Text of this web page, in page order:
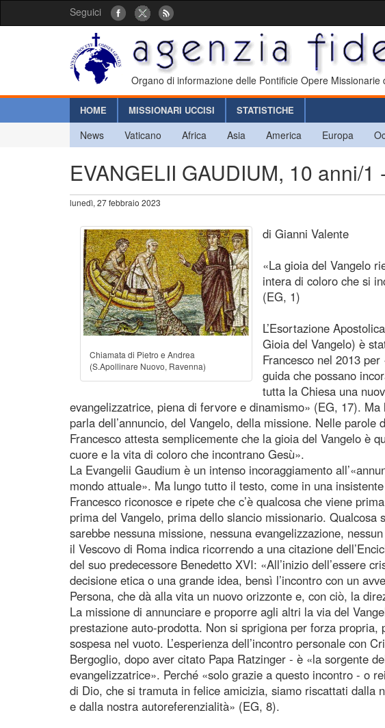
Seguici
Organo di informazione delle Pontificie Opere Missionarie
HOME MISSIONARI UCCISI STATISTICHE
News Vaticano Africa Asia America Europa
EVANGELII GAUDIUM, 10 anni/
lunedì, 27 febbraio 2023
Chiamata di Pietro e Andrea
(S.Apollinare Nuovo, Ravenna)
di Gianni Valente
«La gioia del Vangelo
intera di coloro che si
(EG, 1)
L’Esortazione
Gioia del Vangelo) è
Francesco nel 2013
guida che possano
tutta la Chiesa una
evangelizzatrice, piena di fervore e dinamismo» (EG, 17).
parla dell’annuncio, del Vangelo, della missione. Nelle parole
Francesco attesta semplicemente che la gioia del Vangelo è
cuore e la vita di coloro che incontrano Gesù».
La Evangelii Gaudium è un intenso incoraggiamento
mondo attuale». Ma lungo tutto il testo, come in una
Francesco riconosce e ripete che c’è qualcosa che viene
prima del Vangelo, prima dello slancio missionario. Qualcosa
sarebbe nessuna missione, nessuna evangelizzazione,
il Vescovo di Roma indica ricorrendo a una citazione
del suo predecessore Benedetto XVI: «All’inizio dell’essere
decisione etica o una grande idea, bensì l’incontro con un
Persona, che dà alla vita un nuovo orizzonte e, con ciò, la
La missione di annunciare e proporre agli altri la via del
prestazione auto-prodotta. Non si sprigiona per forza propria,
sospesa nel vuoto. L’esperienza dell’incontro personale con
Bergoglio, dopo aver citato Papa Ratzinger - è «la sorgente
evangelizzatrice». Perché «solo grazie a questo incontro - o
di Dio, che si tramuta in felice amicizia, siamo riscattati dalla
e dalla nostra autoreferenzialità» (EG, 8).